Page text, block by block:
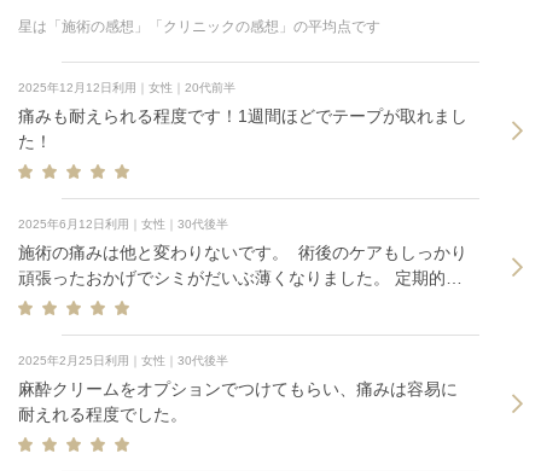
星は「施術の感想」「クリニックの感想」の平均点です
2025年12月12日利用｜女性｜20代前半
痛みも耐えられる程度です！1週間ほどでテープが取れまし
た！
2025年6月12日利用｜女性｜30代後半
施術の痛みは他と変わりないです。 術後のケアもしっかり
頑張ったおかげでシミがだいぶ薄くなりました。 定期的に
通います。
2025年2月25日利用｜女性｜30代後半
麻酔クリームをオプションでつけてもらい、痛みは容易に
耐えれる程度でした。